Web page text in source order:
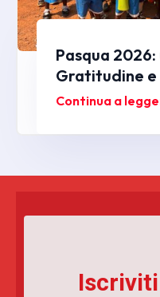
Pasqua
Gratitudine e
Continua a